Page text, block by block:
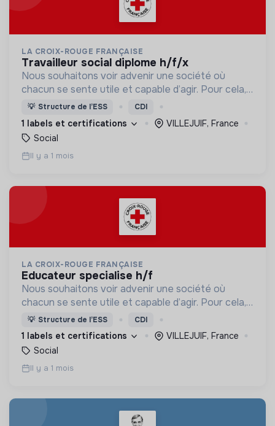
LA CROIX-ROUGE FRANÇAISE
travailleur social diplome h/f/x
Nous souhaitons voir advenir une société où
chacun se sente utile et capable d’agir. Pour cela,
nous proposons des moyens et des lieux
d’engagement innovants et adaptés à tous.
💡 Structure de l’ESS CDI
1 labels et certifications
VILLEJUIF, France
Social
Il y a 1 mois
LA CROIX-ROUGE FRANÇAISE
educateur specialise h/f
Nous souhaitons voir advenir une société où
chacun se sente utile et capable d’agir. Pour cela,
nous proposons des moyens et des lieux
d’engagement innovants et adaptés à tous.
💡 Structure de l’ESS CDI
1 labels et certifications
VILLEJUIF, France
Social
Il y a 1 mois